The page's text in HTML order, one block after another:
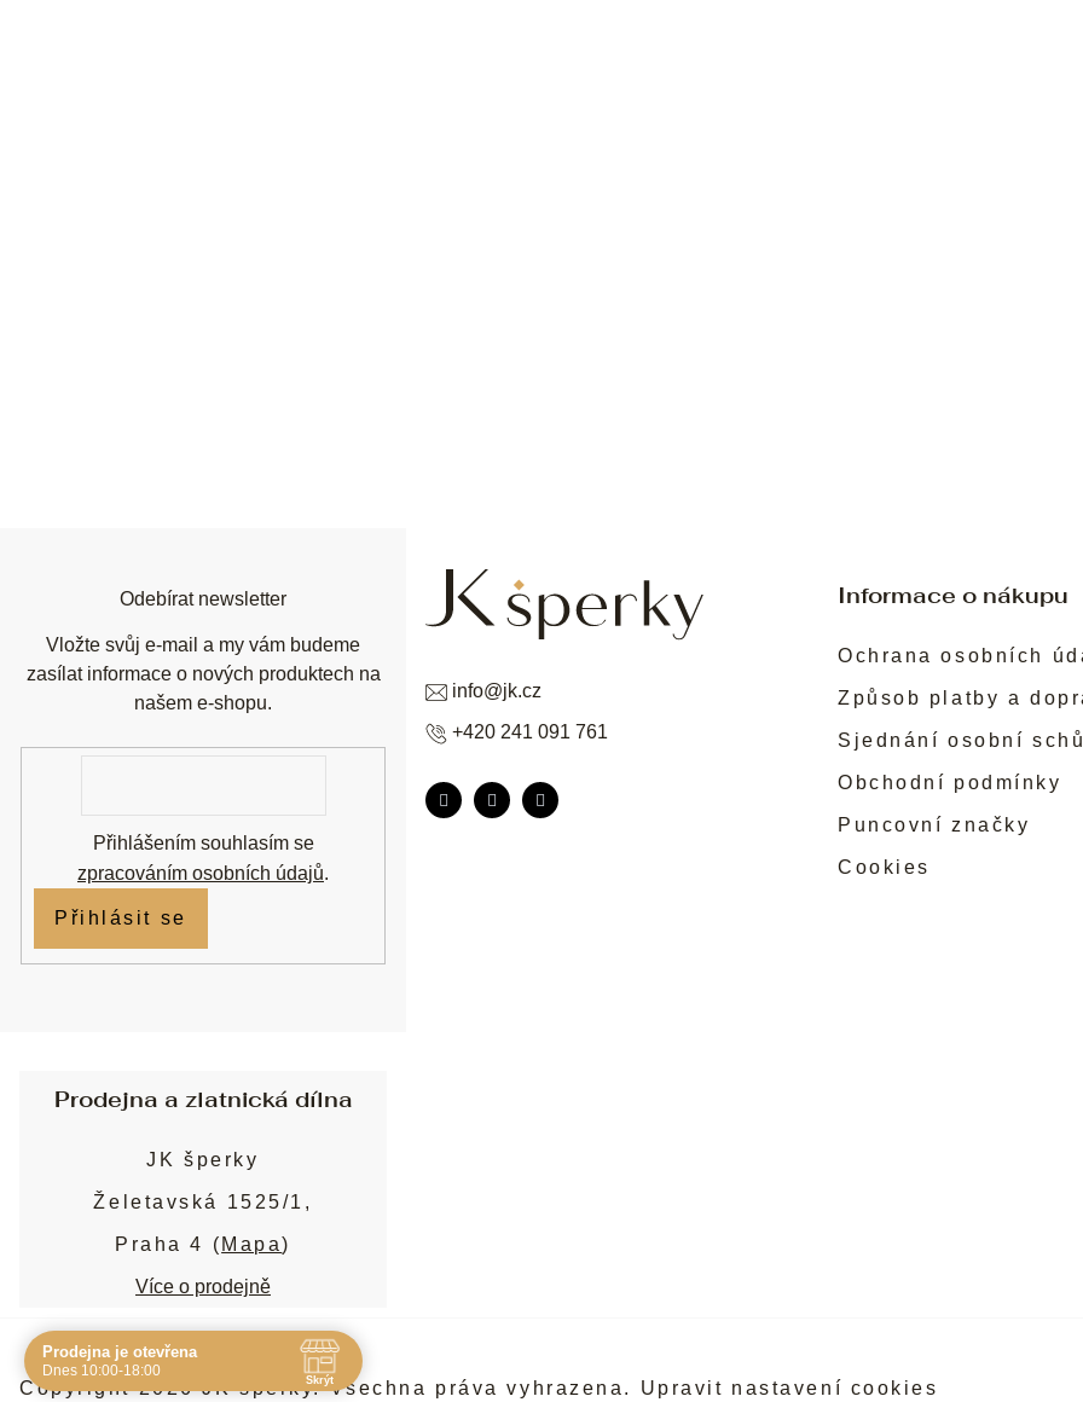
Informace o nákupu
Ochrana osobních
Způsob platby a
Sjednání osobní
Obchodní podmínky
Puncovní značky
Cookies
info@jk.cz
+420 241 091 761
Odebírat newsletter
Vložte svůj e-mail a my vám budeme
zasílat informace o nových produktech na
našem e-shopu.
Přihlášením souhlasím se
zpracováním osobních údajů.
Přihlásit se
Prodejna a zlatnická dílna
JK šperky
Želetavská 1525/1,
Praha 4 ( Mapa)
Více o prodejně
Copyright 2026JK šperky. Všechna práva vyhrazena. Upravit nastavení cookies
Prodejna je otevřena
Dnes 10:00-18:00
Skrýt
Navštivte nás osobně